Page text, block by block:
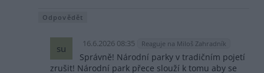
Odpovědět
su 16.6.2026 08:35 Reaguje na Miloš Zahradník
Správně! Národní parky v tradičním pojetí
zrušit! Národní park přece slouží k tomu aby se